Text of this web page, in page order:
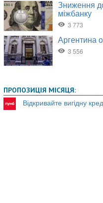
ПРОПОЗИЦІЯ МІСЯЦЯ:
Відкривайте вигідну